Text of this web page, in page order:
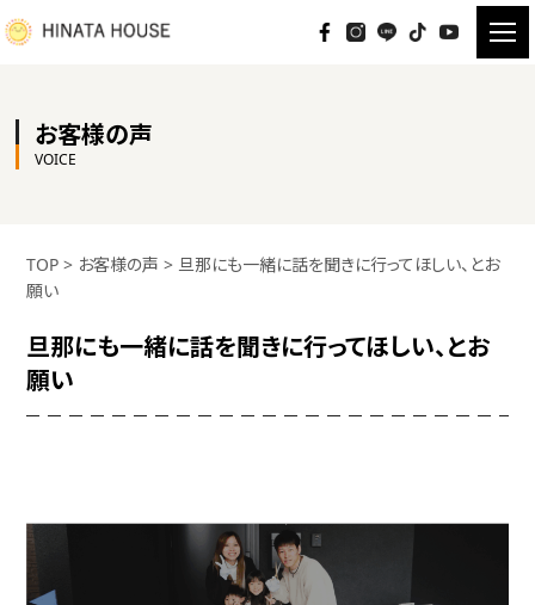
お客様の声
VOICE
TOP > お客様の声 > 旦那にも一緒に話を聞きに行ってほしい、とお
願い
旦那にも一緒に話を聞きに行ってほしい、とお
願い